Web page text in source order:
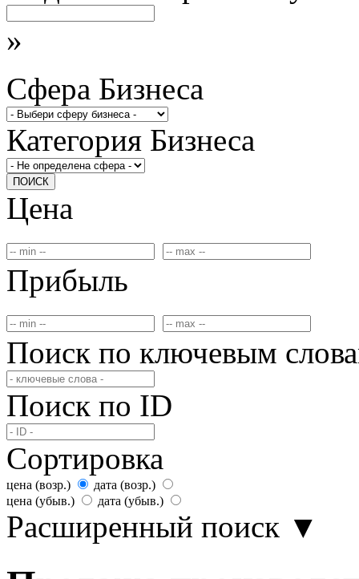
»
Сфера Бизнеса
Категория Бизнеса
ПОИСК
Цена
Прибыль
Поиск по ключевым
Поиск по ID
Сортировка
цена (возр.)
дата (возр.)
цена (убыв.)
дата (убыв.)
Расширенный поиск ▼